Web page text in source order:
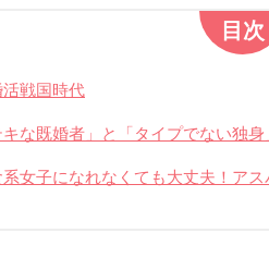
目次
戦国時代
キな既婚者」と「タイプでない独
系女子になれなくても大丈夫！ア